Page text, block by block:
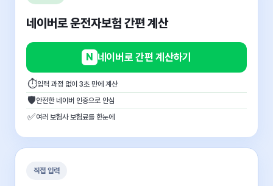
네이버로 운전자보험 간편 계산
N 네이버로 간편 계산하기
⏱입력 과정 없이 3초 만에 계산
🛡안전한 네이버 인증으로 안심
✅여러 보험사 보험료를 한눈에
직접 입력